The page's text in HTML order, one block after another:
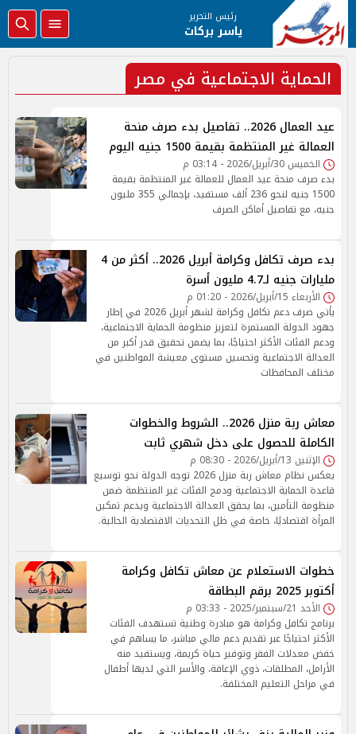
رئيس التحرير
ياسر بركات
الحماية الاجتماعية في مصر
عيد العمال 2026.. تفاصيل بدء صرف منحة
العمالة غير المنتظمة بقيمة 1500 جنيه اليوم
الخميس 30/أبريل/2026 - 03:14 م
بدء صرف منحة عيد العمال للعمالة غير المنتظمة بقيمة
1500 جنيه لنحو 236 ألف مستفيد، بإجمالي 355 مليون
جنيه، مع تفاصيل أماكن الصرف
بدء صرف تكافل وكرامة أبريل 2026.. أكثر من 4
مليارات جنيه لـ4.7 مليون أسرة
الأربعاء 15/أبريل/2026 - 01:20 م
يأتي صرف دعم تكافل وكرامة لشهر أبريل 2026 في إطار
جهود الدولة المستمرة لتعزيز منظومة الحماية الاجتماعية،
ودعم الفئات الأكثر احتياجًا، بما يضمن تحقيق قدر أكبر من
العدالة الاجتماعية وتحسين مستوى معيشة المواطنين في
مختلف المحافظات
معاش ربة منزل 2026.. الشروط والخطوات
الكاملة للحصول على دخل شهري ثابت
الإثنين 13/أبريل/2026 - 08:30 م
يعكس نظام معاش ربة منزل 2026 توجه الدولة نحو توسيع
قاعدة الحماية الاجتماعية ودمج الفئات غير المنتظمة ضمن
منظومة التأمين، بما يحقق العدالة الاجتماعية ويدعم تمكين
المرأة اقتصاديًا، خاصة في ظل التحديات الاقتصادية الحالية.
خطوات الاستعلام عن معاش تكافل وكرامة
أكتوبر 2025 برقم البطاقة
الأحد 21/سبتمبر/2025 - 03:33 م
برنامج تكافل وكرامة هو مبادرة وطنية تستهدف الفئات
الأكثر احتياجًا عبر تقديم دعم مالي مباشر، ما يساهم في
خفض معدلات الفقر وتوفير حياة كريمة، ويستفيد منه
الأرامل، المطلقات، ذوي الإعاقة، والأسر التي لديها أطفال
في مراحل التعليم المختلفة.